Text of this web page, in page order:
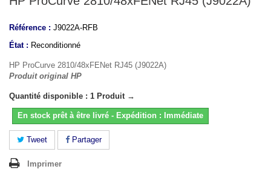
Référence : J9022A-RFB
État : Reconditionné
HP ProCurve 2810/48xFENet RJ45 (J9022A)
Produit original HP
Quantité disponible : 1 Produit →
En stock prêt à être livré - Expédition : Immédiate
Tweet Partager
Imprimer